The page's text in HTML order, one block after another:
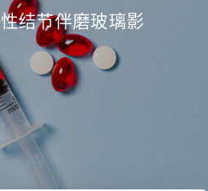
结节伴磨玻璃影